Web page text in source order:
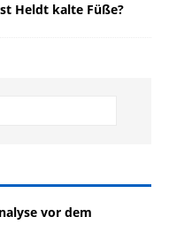
Heldt kalte Füße?
vor dem